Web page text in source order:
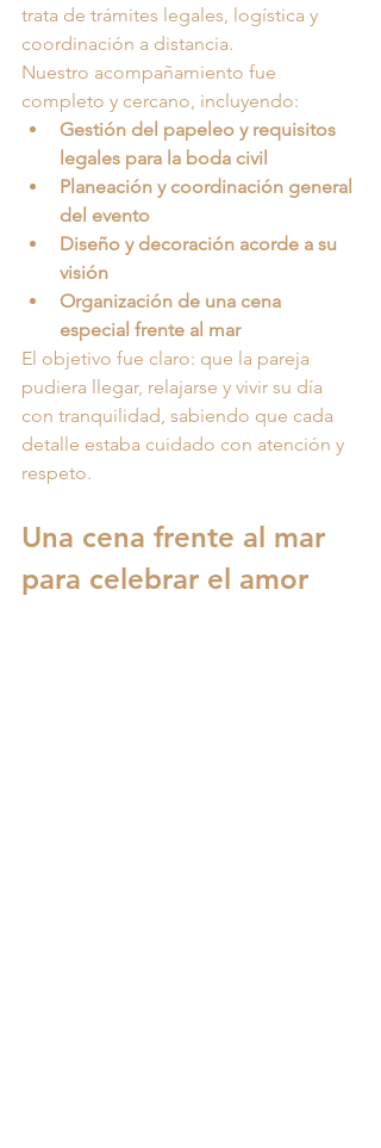
trata de trámites legales, logística y
coordinación a distancia.
Nuestro acompañamiento fue
completo y cercano, incluyendo:
Gestión del papeleo y requisitos
legales para la boda civil
Planeación y coordinación general
del evento
Diseño y decoración acorde a su
visión
Organización de una cena
especial frente al mar
El objetivo fue claro: que la pareja
pudiera llegar, relajarse y vivir su día
con tranquilidad, sabiendo que cada
detalle estaba cuidado con atención y
respeto.
Una cena frente al mar
para celebrar el amor